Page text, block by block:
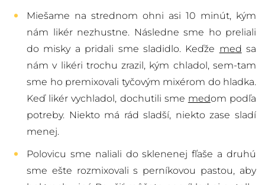
Miešame na strednom ohni asi 10 minút, kým
nám likér nezhustne. Následne sme ho preliali
do misky a pridali sme sladidlo. Keďže med sa
nám v likéri trochu zrazil, kým chladol, sem-tam
sme ho premixovali tyčovým mixérom do hladka.
Keď likér vychladol, dochutili sme medom podľa
potreby. Niekto má rád sladší, niekto zase sladí
menej.
Polovicu sme naliali do sklenenej fľaše a druhú
sme ešte rozmixovali s perníkovou pastou, aby